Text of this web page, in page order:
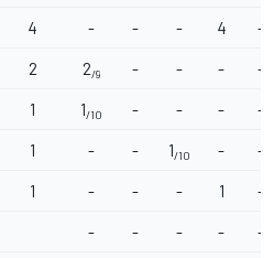
4 - - - 4 -
2 2/9 - - - -
1 1/10 - - - -
1 - - 1/10 - -
1 - - - 1 -
- - - - -